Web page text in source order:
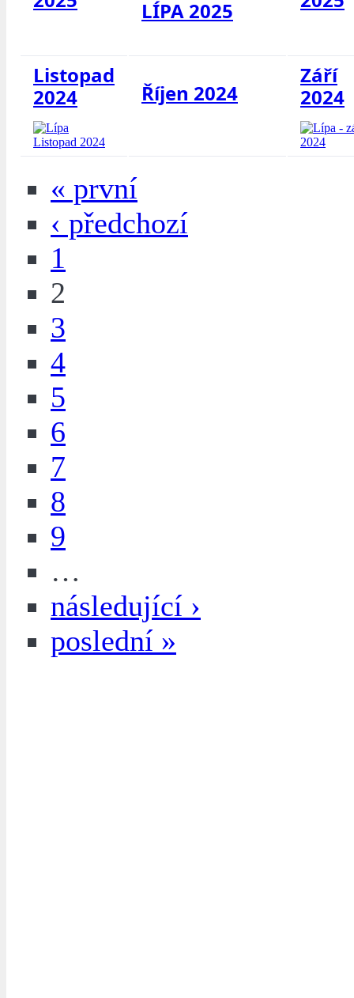
LÍPA 2025
Listopad
2024
Říjen 2024
Září
2024
« první
‹ předchozí
1
2
3
4
5
6
7
8
9
…
následující ›
poslední »